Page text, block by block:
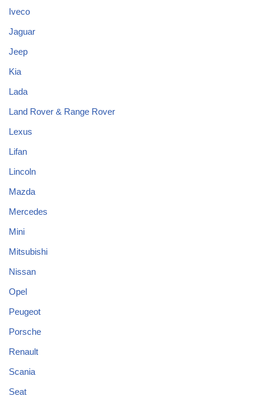
Iveco
Jaguar
Jeep
Kia
Lada
Land Rover & Range Rover
Lexus
Lifan
Lincoln
Mazda
Mercedes
Mini
Mitsubishi
Nissan
Opel
Peugeot
Porsche
Renault
Scania
Seat